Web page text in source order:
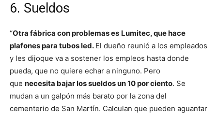
6. Sueldos
“Otra fábrica con problemas es Lumitec, que hace
plafones para tubos led. El dueño reunió a los empleados
y les dijoque va a sostener los empleos hasta donde
pueda, que no quiere echar a ninguno. Pero
que necesita bajar los sueldos un 10 por ciento. Se
mudan a un galpón más barato por la zona del
cementerio de San Martín. Calculan que pueden aguantar